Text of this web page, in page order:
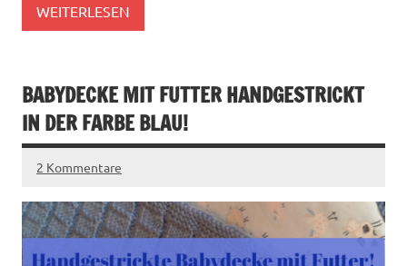
WEITERLESEN
BABYDECKE MIT FUTTER HANDGESTRICKT
IN DER FARBE BLAU!
2 Kommentare